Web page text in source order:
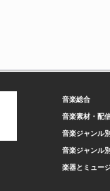
音楽総合
音楽素材・配
音楽ジャンル
音楽ジャンル
楽器とミュー